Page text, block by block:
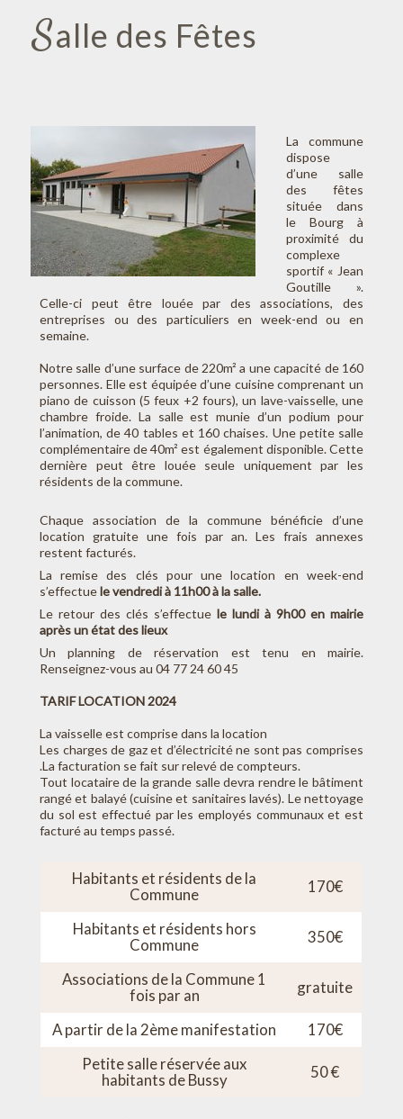
Salle des Fêtes
La commune
dispose
d’une salle
des fêtes
située dans
le Bourg à
proximité du
complexe
sportif « Jean
Goutille ».
Celle-ci peut être louée par des associations, des
entreprises ou des particuliers en week-end ou en
semaine.
Notre salle d’une surface de 220m² a une capacité de 160
personnes. Elle est équipée d’une cuisine comprenant un
piano de cuisson (5 feux +2 fours), un lave-vaisselle, une
chambre froide. La salle est munie d’un podium pour
l’animation, de 40 tables et 160 chaises. Une petite salle
complémentaire de 40m² est également disponible. Cette
dernière peut être louée seule uniquement par les
résidents de la commune.
Chaque association de la commune bénéficie d’une
location gratuite une fois par an. Les frais annexes
restent facturés.
La remise des clés pour une location en week-end
s’effectuele vendredi à 11h00 à la salle.
Le retour des clés s’effectue le lundi à 9h00 en mairie
après un état des lieux
Un planning de réservation est tenu en mairie.
Renseignez-vous au 04 77 24 60 45
TARIF LOCATION 2024
La vaisselle est comprise dans la location
Les charges de gaz et d’électricité ne sont pas comprises
.La facturation se fait sur relevé de compteurs.
Tout locataire de la grande salle devra rendre le bâtiment
rangé et balayé (cuisine et sanitaires lavés). Le nettoyage
du sol est effectué par les employés communaux et est
facturé au temps passé.
Habitants et résidents de la
Commune
170€
Habitants et résidents hors
Commune
350€
Associations de la Commune 1
fois par an
gratuite
A partir de la 2ème manifestation
170€
Petite salle réservée aux
habitants de Bussy
50 €